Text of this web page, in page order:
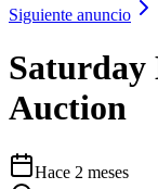
Siguiente anuncio
Saturday
Auction
Hace 2 meses